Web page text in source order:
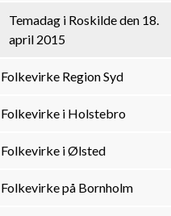
Temadag i Roskilde den 18.
april 2015
Folkevirke Region Syd
Folkevirke i Holstebro
Folkevirke i Ølsted
Folkevirke på Bornholm